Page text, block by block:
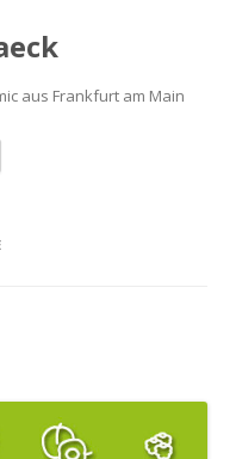
aus Frankfurt am Main
Zum
springen